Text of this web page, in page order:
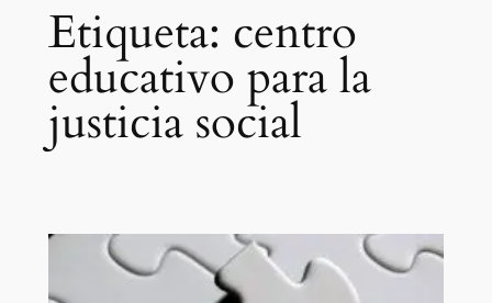
Etiqueta: centro
educativo para la
justicia social